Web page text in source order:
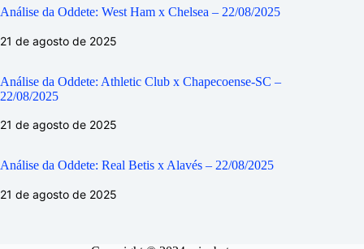
Análise da Oddete: West Ham x Chelsea – 22/08/2025
21 de agosto de 2025
Análise da Oddete: Athletic Club x Chapecoense-SC –
22/08/2025
21 de agosto de 2025
Análise da Oddete: Real Betis x Alavés – 22/08/2025
21 de agosto de 2025